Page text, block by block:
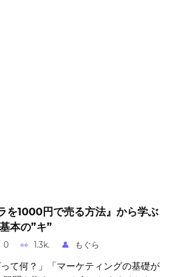
を1000円で売る方法』から学ぶ
本の”キ”
0 1.3k. もぐら
って何？」「マーケティングの基礎が